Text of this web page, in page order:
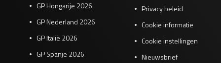
GP Hongarije 2026
GP Nederland 2026
GP Italië 2026
GP Spanje 2026
Privacy beleid
Cookie informatie
Cookie instellingen
Nieuwsbrief